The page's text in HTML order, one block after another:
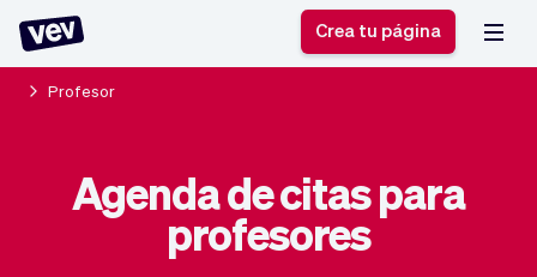
para PYMES
Software de entregas
Sistema de pedidos
Sistema de reservas
Software
Crea tu página
Profesor
Agenda de citas para
profesores